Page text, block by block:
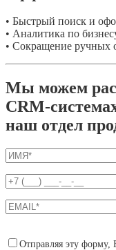
• Быстрый поиск и
• Аналитика по
• Сокращение ручных
Мы можем
CRM-
наш отдел
Отправляя эту форму,